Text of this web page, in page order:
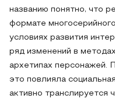
названию понятно, что
формате
условиях развития
ряд изменений в
архетипах персонажей.
это повлияла
активно